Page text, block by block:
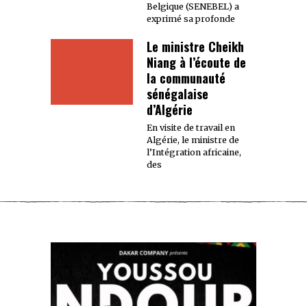
Belgique (SENEBEL) a
exprimé sa profonde
Le ministre Cheikh
Niang à l’écoute de
la communauté
sénégalaise
d’Algérie
En visite de travail en
Algérie, le ministre de
l’Intégration africaine,
des